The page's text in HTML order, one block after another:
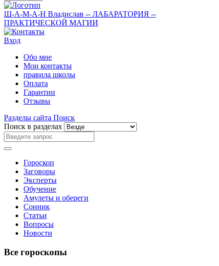
Ш-А-М-А-Н Владислав -- ЛАБАРАТОРИЯ --
ПРАКТИЧЕСКОЙ МАГИИ
Вход
Обо мне
Мои контакты
правила школы
Оплата
Гарантии
Отзывы
Разделы сайта Поиск
Поиск в разделах
Гороскоп
Заговоры
Эксперты
Обучение
Амулеты и обереги
Сонник
Статьи
Вопросы
Новости
Все гороскопы